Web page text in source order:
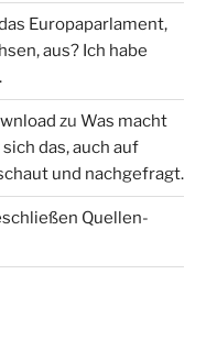
Europaparlament,
aus? Ich habe
zu Was macht
das, auch auf
und nachgefragt.
Quellen-